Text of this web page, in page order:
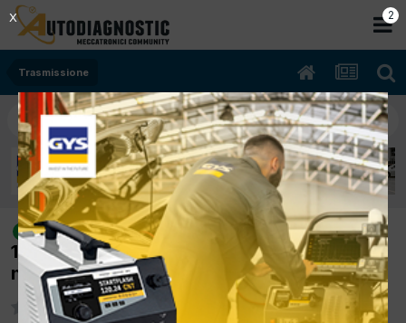
Trasmissione
risolto
[fiat punto 07/2005 1242cc
188a4000 44Kw Diesel] Dopo sost. frizione
non innesta le marce: Pp1755
2
X